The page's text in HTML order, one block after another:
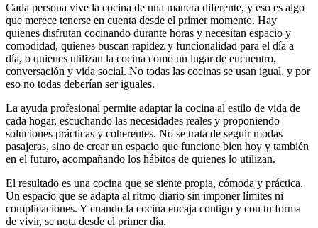
Cada persona vive la cocina de una manera diferente, y eso es algo
que merece tenerse en cuenta desde el primer momento. Hay
quienes disfrutan cocinando durante horas y necesitan espacio y
comodidad, quienes buscan rapidez y funcionalidad para el día a
día, o quienes utilizan la cocina como un lugar de encuentro,
conversación y vida social. No todas las cocinas se usan igual, y por
eso no todas deberían ser iguales.
La ayuda profesional permite adaptar la cocina al estilo de vida de
cada hogar, escuchando las necesidades reales y proponiendo
soluciones prácticas y coherentes. No se trata de seguir modas
pasajeras, sino de crear un espacio que funcione bien hoy y también
en el futuro, acompañando los hábitos de quienes lo utilizan.
El resultado es una cocina que se siente propia, cómoda y práctica.
Un espacio que se adapta al ritmo diario sin imponer límites ni
complicaciones. Y cuando la cocina encaja contigo y con tu forma
de vivir, se nota desde el primer día.